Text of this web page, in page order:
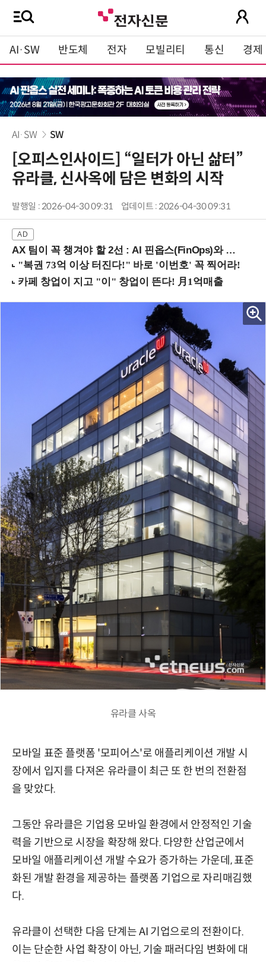
AI·SW 반도체 전자 모빌리티 통신 경제
AI·SW SW
[오피스인사이드] “일터가 아닌 삶터”
유라클, 신사옥에 담은 변화의 시작
발행일 : 2026-04-30 09:31 업데이트 : 2026-04-30 09:31
AX 팀이 꼭 챙겨야 할 2선 : AI 핀옵스(FinOps)와 토큰 거버넌스 (8/21 잠실역)
유라클 사옥
모바일 표준 플랫폼 '모피어스'로 애플리케이션 개발 시
장에서 입지를 다져온 유라클이 최근 또 한 번의 전환점
을 맞았다.
그동안 유라클은 기업용 모바일 환경에서 안정적인 기술
력을 기반으로 시장을 확장해 왔다. 다양한 산업군에서
모바일 애플리케이션 개발 수요가 증가하는 가운데, 표준
화된 개발 환경을 제공하는 플랫폼 기업으로 자리매김했
다.
유라클이 선택한 다음 단계는 AI 기업으로의 전환이다.
이는 단순한 사업 확장이 아닌, 기술 패러다임 변화에 대